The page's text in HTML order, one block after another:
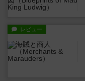
レビュー